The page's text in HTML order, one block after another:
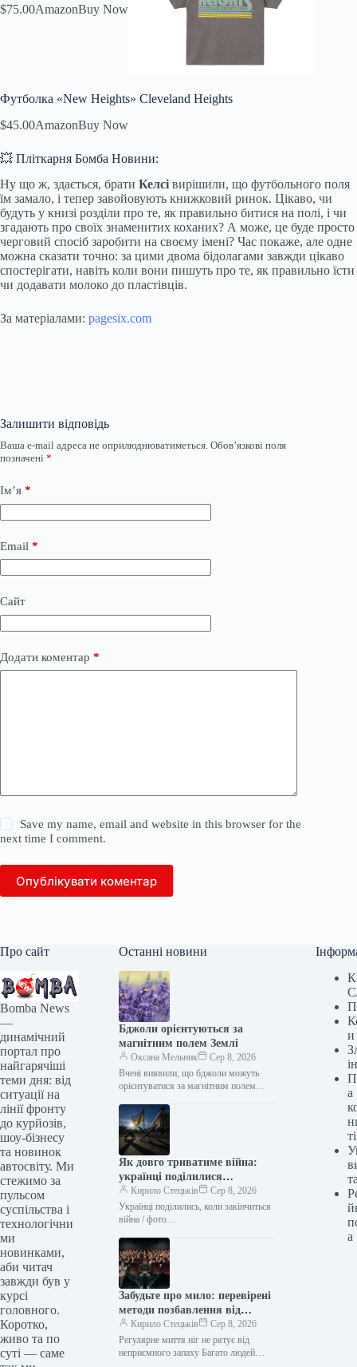
$75.00AmazonBuy Now
Футболка «New Heights» Cleveland Heights
$45.00AmazonBuy Now
💥 Пліткарня Бомба Новини:
Ну що ж, здається, брати Келсі вирішили, що футбольного поля
їм замало, і тепер завойовують книжковий ринок. Цікаво, чи
будуть у книзі розділи про те, як правильно битися на полі, і чи
згадають про своїх знаменитих коханих? А може, це буде просто
черговий спосіб заробити на своєму імені? Час покаже, але одне
можна сказати точно: за цими двома бідолагами завжди цікаво
спостерігати, навіть коли вони пишуть про те, як правильно їсти
чи додавати молоко до пластівців.
За матеріалами: pagesix.com
Залишити відповідь
Ваша e-mail адреса не оприлюднюватиметься. Обов’язкові поля
позначені *
Ім’я *
Email *
Сайт
Додати коментар *
Save my name, email and website in this browser for the
next time I comment.
Опублікувати коментар
Про сайт
Bomba News
—
динамічний
портал про
найгарячіші
теми дня: від
ситуації на
лінії фронту
до курйозів,
шоу-бізнесу
та новинок
автосвіту. Ми
стежимо за
пульсом
суспільства і
технологічни
ми
новинками,
аби читач
завжди був у
курсі
головного.
Коротко,
живо та по
суті — саме
Останні новини
Бджоли орієнтуються за
магнітним полем Землі
Оксана Мельник
Сер 8, 2026
Вчені виявили, що бджоли можуть
орієнтуватися за магнітним полем
навігації. Це відкриття стало
результатом багаторічних…
Як довго триватиме війна:
українці поділилися
прогнозами
Кирило Стецьків
Сер 8, 2026
Українці поділились, коли закінчиться
війна / фото
Менш ніж чверть українців вважають,
що війна з Росією може завершитись
цього…
Забудьте про мило: перевірені
методи позбавлення від
запаху ніг
Кирило Стецьків
Сер 8, 2026
Регулярне миття ніг не рятує від
неприємного запаху Багато людей
и
а
ті
а